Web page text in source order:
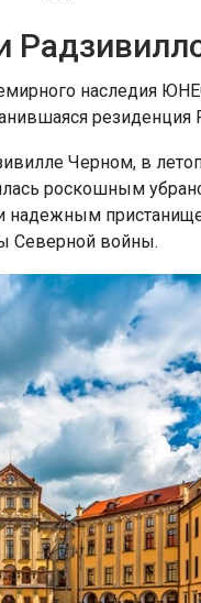
наследия
резиденция
Черном, в
роскошным
надежным
Северной войны.